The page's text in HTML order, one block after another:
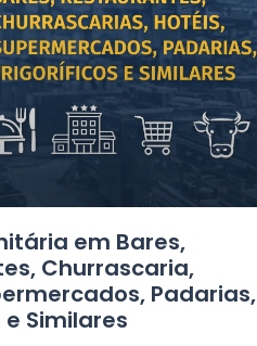
em Bares,
Churrascaria,
Padarias,
Similares